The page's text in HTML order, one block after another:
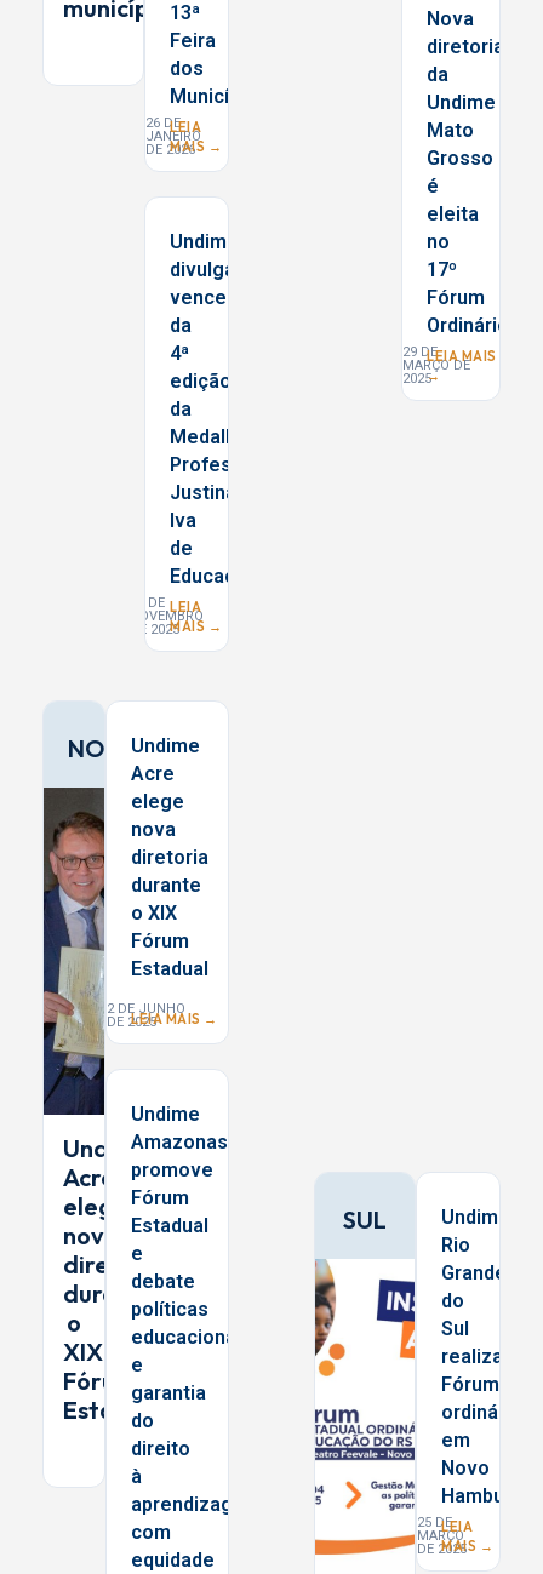
municípios13ª
Feira
dos
Municípios
26 DE
JANEIRO
DE 2026
LEIA
MAIS →
Undime/RN
divulga
vencedores
da
4ª
edição
da
Medalha
Professora
Justina
Iva
de
Educação
19 DE
NOVEMBRO
DE 2025
LEIA
MAIS →
NORTE
Undime
Acre
elege
nova
diretoria
durante
o
XIX
Fórum
Estadual
Undime
Acre
elege
nova
diretoria
durante
o XIX
Fórum
Estadual
2 DE JUNHO
DE 2025LEIA MAIS →
Undime
Amazonas
promove
Fórum
Estadual
e
debate
políticas
educacionais
e
garantia
do
direito
à
aprendizagem
com
equidade
Nova
diretoria
da
Undime
Mato
Grosso
é
eleita
no
17º
Fórum
Ordinário
29 DE
MARÇO DE
2025
LEIA MAIS
→
SUL
Undime
Rio
Grande
do
Sul
realiza
Fórum
ordinário
em
Novo
Hamburgo
25 DE
MARÇO
DE 2025
LEIA
MAIS →